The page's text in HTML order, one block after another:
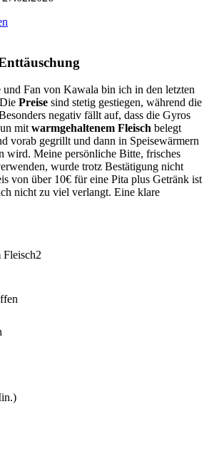
Fan von Kawala bin ich in den letzten
Preise sind stetig gestiegen, während die
negativ fällt auf, dass die Gyros
mit warmgehaltenem Fleisch belegt
vorab gegrillt und dann in Speisewärmern
wird. Meine persönliche Bitte, frisches
wurde trotz Bestätigung nicht
von über 10€ für eine Pita plus Getränk ist
nicht zu viel verlangt. Eine klare
Fleisch2